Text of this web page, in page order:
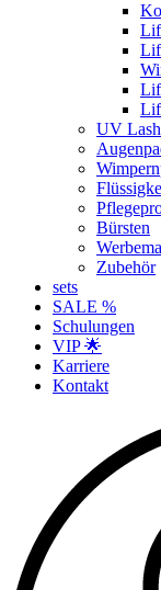
UV
Bürsten
Zubehör
sets
SALE %
Schulungen
VIP 🌟
Karriere
Kontakt